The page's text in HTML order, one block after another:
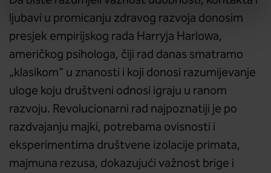
ljubavi u promicanju zdravog razvoja donosim
presjek empirijskog rada Harryja Harlowa,
američkog psihologa, čiji rad danas smatramo
„klasikom“ u znanosti i koji donosi razumijevanje
uloge koju društveni odnosi igraju u ranom
razvoju. Revolucionarni rad najpoznatiji je po
razdvajanju majki, potrebama ovisnosti i
eksperimentima društvene izolacije primata,
majmuna rezusa, dokazujući važnost brige i